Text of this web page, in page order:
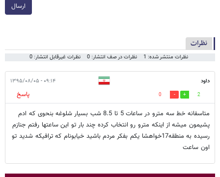
ارسال
نظرات
نظرات منتشر شده: 1 نظرات در صف انتشار: 0 نظرات غیرقابل انتشار: 0
داود ۰۹:۱۴ - ۱۳۹۵/۰۸/۰۵
2
0
پاسخ
متاسفانه خط سه مترو در ساعات 5 تا 8.5 شب بسیار شلوغه بنحوی که ادم
پشیمون میشه از اینکه مترو رو انتخاب کرده چند بار تو این ساعتها رفتم جنازم
رسیده به منطقه17خواهشا یکم بفکر مردم باشید خیابونام که ترافیکه شدید تو
اون ساعت